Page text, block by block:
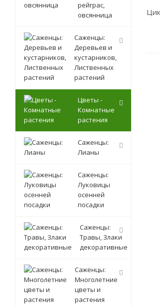
рейграс,
овсянница
Саженцы:
Деревьев и
кустарников,
Лиственных
растений
Цветы -
Комнатные
растения
Саженцы:
Лианы
Саженцы:
Луковицы
осенней
посадки
Саженцы:
Травы, Злаки
декоративные
Саженцы:
Многолетние
цветы и
растения